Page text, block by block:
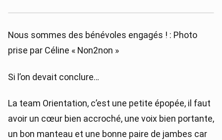
Nous sommes des bénévoles engagés ! : Photo
prise par Céline « Non2non »
Si l’on devait conclure…
La team Orientation, c’est une petite épopée, il faut
avoir un cœur bien accroché, une voix bien portante,
un bon manteau et une bonne paire de jambes car